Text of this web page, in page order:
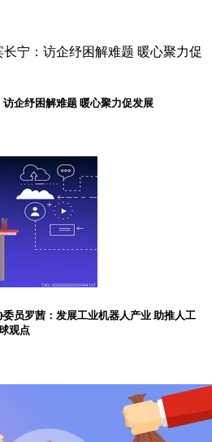
企纾困解难题 暖心聚力促发展
员罗茜：发展工业机器人产业 助推人工
观点